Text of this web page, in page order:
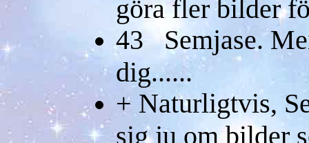
göra fler bilder
43 Semjase.
dig......
+ Naturligtvis,
sig ju om bilder